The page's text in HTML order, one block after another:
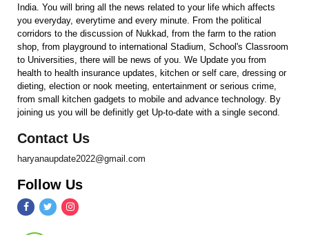
India. You will bring all the news related to your life which affects
you everyday, everytime and every minute. From the political
corridors to the discussion of Nukkad, from the farm to the ration
shop, from playground to international Stadium, School's Classroom
to Universities, there will be news of you. We Update you from
health to health insurance updates, kitchen or self care, dressing or
dieting, election or nook meeting, entertainment or serious crime,
from small kitchen gadgets to mobile and advance technology. By
joining us you will be definitly get Up-to-date with a single second.
Contact Us
haryanaupdate2022@gmail.com
Follow Us